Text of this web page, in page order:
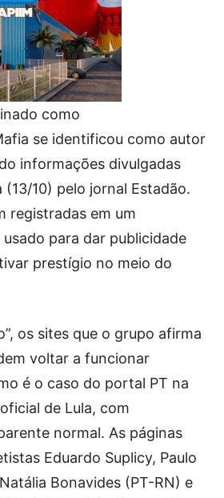
como
se identificou como autor
informações divulgadas
10) pelo jornal Estadão.
registradas em um
para dar publicidade
prestígio no meio do
os sites que o grupo afirma
voltar a funcionar
é o caso do portal PT na
de Lula, com
normal. As páginas
Eduardo Suplicy, Paulo
Bonavides (PT-RN) e